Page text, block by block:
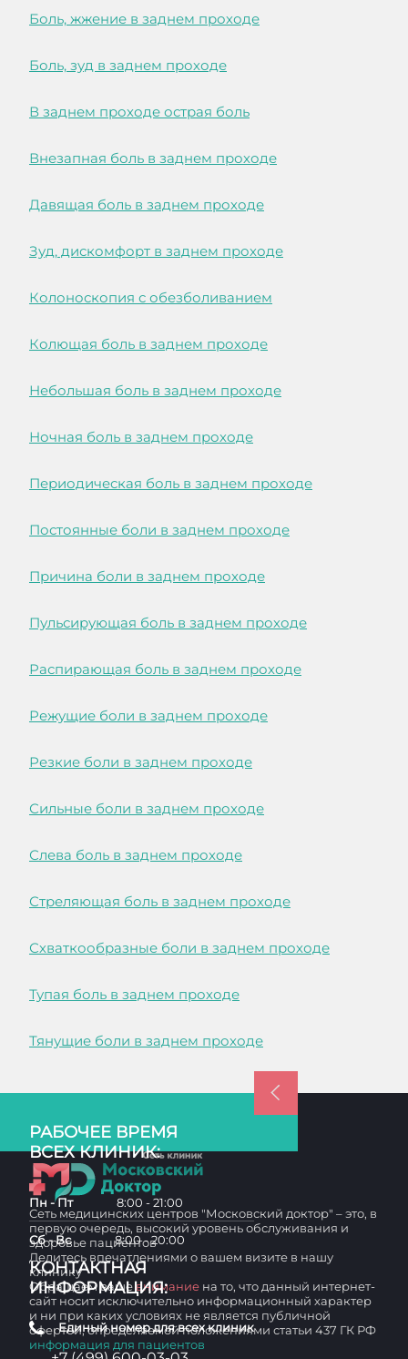
Боль, жжение в заднем проходе
Боль, зуд в заднем проходе
В заднем проходе острая боль
Внезапная боль в заднем проходе
Давящая боль в заднем проходе
Зуд, дискомфорт в заднем проходе
Колоноскопия с обезболиванием
Колющая боль в заднем проходе
Небольшая боль в заднем проходе
Ночная боль в заднем проходе
Периодическая боль в заднем проходе
Постоянные боли в заднем проходе
Причина боли в заднем проходе
Пульсирующая боль в заднем проходе
Распирающая боль в заднем проходе
Режущие боли в заднем проходе
Резкие боли в заднем проходе
Сильные боли в заднем проходе
Слева боль в заднем проходе
Стреляющая боль в заднем проходе
Схваткообразные боли в заднем проходе
Тупая боль в заднем проходе
Тянущие боли в заднем проходе
РАБОЧЕЕ ВРЕМЯ
ВСЕХ КЛИНИК:
Пн - Пт 8:00 - 21:00
Сб - Вс 8:00 - 20:00
КОНТАКТНАЯ
ИНФОРМАЦИЯ:
Единый номер для всех клиник
Сеть медицинских центров "Московский доктор" – это, в
первую очередь, высокий уровень обслуживания и
здоровье пациентов
Делитесь впечатлениями о вашем визите в нашу
клинику
Обращаем вашевнимание на то, что данный интернет-
сайт носит исключительно информационный характер
и ни при каких условиях не является публичной
офертой, определяемой положениями статьи 437 ГК РФ
информация для пациентов